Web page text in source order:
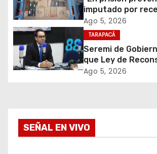
e
e
n
a
imputado por
cigarrillos
millones*
Ago 5, 2026
TARAPACÁ
Seremi de
que Ley de
Nacional
Ago 5, 2026
SEÑAL EN VIVO